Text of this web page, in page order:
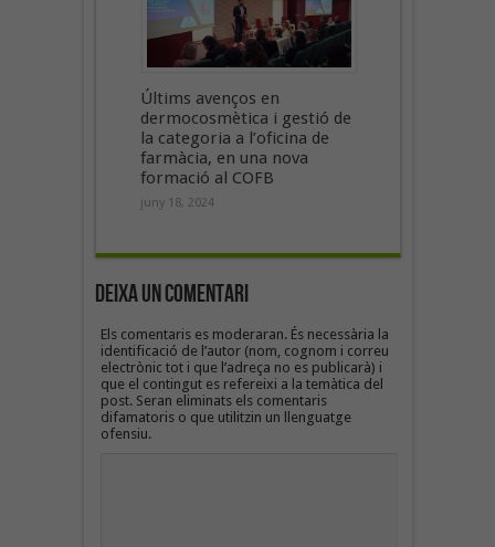
Últims avenços en
dermocosmètica i gestió de
la categoria a l’oficina de
farmàcia, en una nova
formació al COFB
juny 18, 2024
Deixa un Comentari
Els comentaris es moderaran. És necessària la
identificació de l’autor (nom, cognom i correu
electrònic tot i que l’adreça no es publicarà) i
que el contingut es refereixi a la temàtica del
post. Seran eliminats els comentaris
difamatoris o que utilitzin un llenguatge
ofensiu.